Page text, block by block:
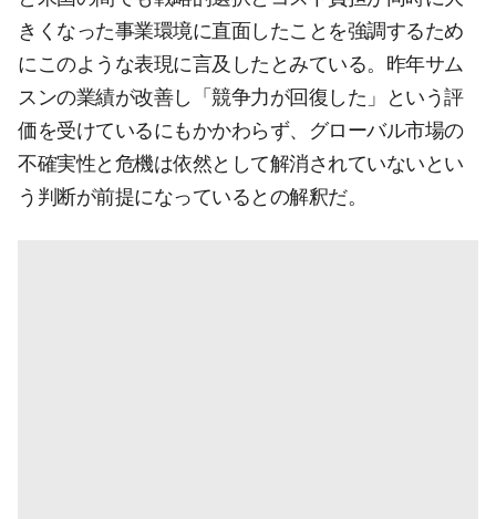
きくなった事業環境に直面したことを強調するため
にこのような表現に言及したとみている。昨年サム
スンの業績が改善し「競争力が回復した」という評
価を受けているにもかかわらず、グローバル市場の
不確実性と危機は依然として解消されていないとい
う判断が前提になっているとの解釈だ。